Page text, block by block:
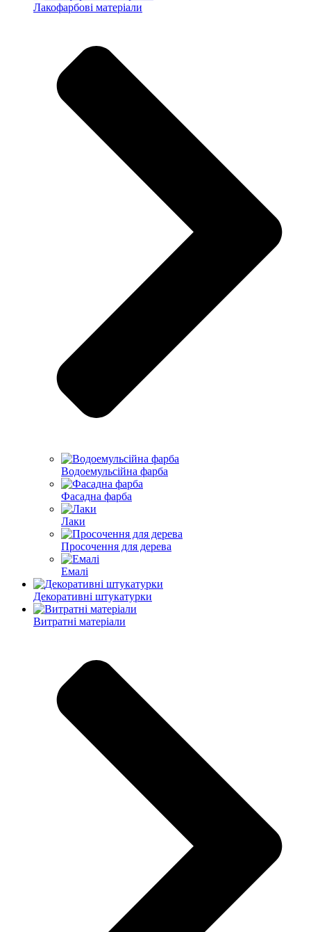
Лакофарбові матеріали
Водоемульсійна фарба
Фасадна фарба
Лаки
Просочення для дерева
Емалі
Декоративні штукатурки
Витратні матеріали